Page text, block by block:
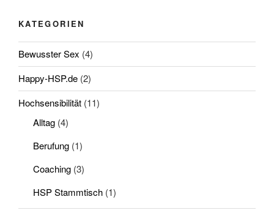
KATEGORIEN
Bewusster Sex (4)
Happy-HSP.de (2)
Hochsensibilität (11)
Alltag (4)
Berufung (1)
Coaching (3)
HSP Stammtisch (1)